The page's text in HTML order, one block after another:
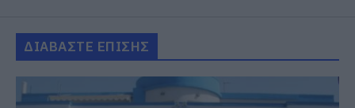
ΔΙΑΒΑΣΤΕ ΕΠΙΣΗΣ